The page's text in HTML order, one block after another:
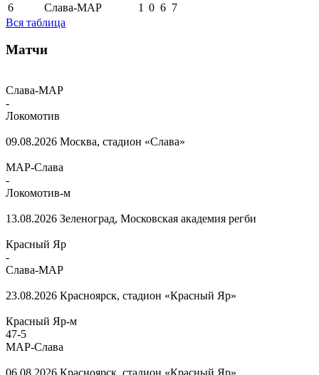
6
Слава-МАР 1 0 6 7
Вся таблица
Матчи
Слава-МАР
-
Локомотив
09.08.2026 Москва, стадион «Слава»
МАР-Слава
-
Локомотив-м
13.08.2026 Зеленоград, Московская академия регби
Красный Яр
-
Слава-МАР
23.08.2026 Красноярск, стадион «Красный Яр»
Красный Яр-м
47-5
МАР-Слава